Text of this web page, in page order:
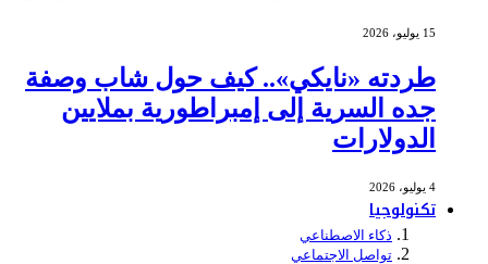
15 يوليو، 2026
طردته «نايكي».. كيف حول شاب وصفة
جده السرية إلى إمبراطورية بملايين
الدولارات
4 يوليو، 2026
تكنولوجيا
ذكاء الاصطناعي
تواصل الاجتماعي